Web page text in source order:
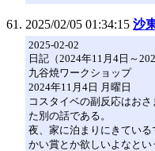
2025/02/05 01:34:15 沙
2025-02-02
日記（2024年11月4日～
九谷焼ワークショップ
2024年11月4日 月曜日
コスタイベの副反応はお
た別の話である。
夜、家に泊まりにきてい
かい賞とか欲しいよなと